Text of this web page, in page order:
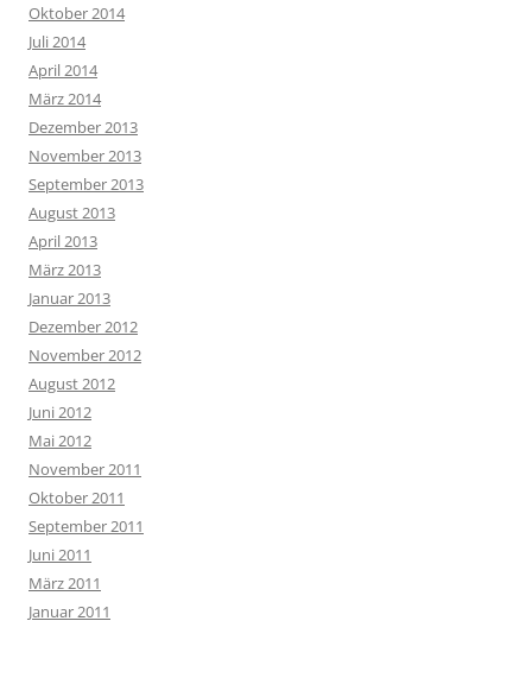
Oktober 2014
Juli 2014
April 2014
März 2014
Dezember 2013
November 2013
September 2013
August 2013
April 2013
März 2013
Januar 2013
Dezember 2012
November 2012
August 2012
Juni 2012
Mai 2012
November 2011
Oktober 2011
September 2011
Juni 2011
März 2011
Januar 2011